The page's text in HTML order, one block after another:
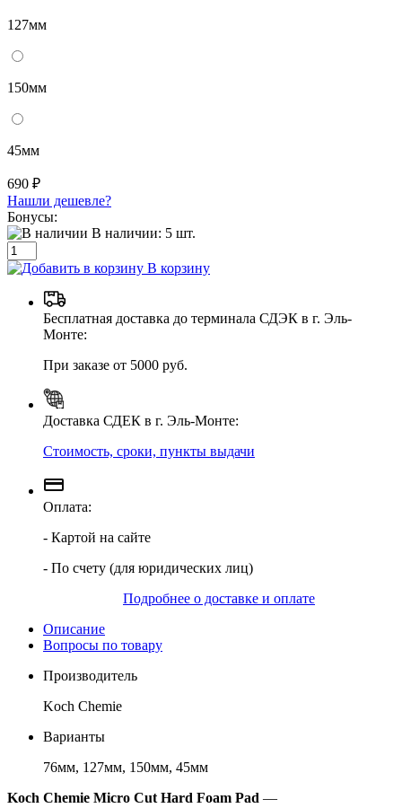
127мм
150мм
45мм
690 ₽
Нашли дешевле?
Бонусы:
В наличии: 5 шт.
В корзину
Бесплатная доставка до терминала СДЭК в г. Эль-
Монте:
При заказе от 5000 руб.
Доставка СДЕК в г. Эль-Монте:
Стоимость, сроки, пункты выдачи
Оплата:
- Картой на сайте
- По счету (для юридических лиц)
Подробнее о доставке и оплате
Описание
Вопросы по товару
Производитель
Koch Chemie
Варианты
76мм, 127мм, 150мм, 45мм
Koch Chemie Micro Cut Hard Foam Pad —